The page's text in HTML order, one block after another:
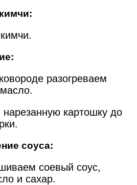
разогреваем
картошку до
соуса:
соевый соус,
и сахар.